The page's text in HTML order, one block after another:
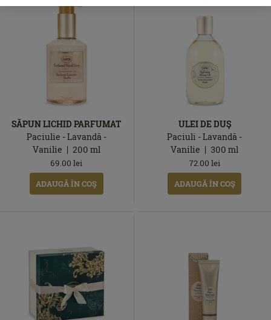
SĂPUN LICHID PARFUMAT
Paciulie - Lavandă -
Vanilie
200 ml
69.00 lei
ADAUGĂ ÎN COŞ
ULEI DE DUŞ
Paciuli - Lavandă -
Vanilie
300ml
72.00 lei
ADAUGĂ ÎN COŞ